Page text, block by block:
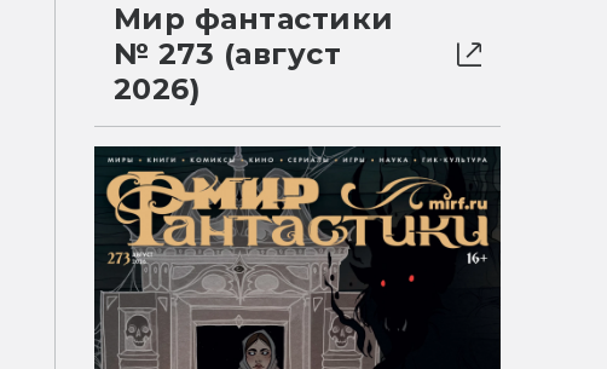
Мир фантастики
№ 273 (август
2026)